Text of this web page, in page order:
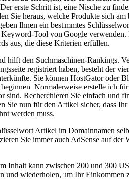
erste Schritt ist, eine Nische zu
Sie heraus, welche Produkte sich am
Ihnen ein bestimmtes
Tool von Google verwenden.
aus, die diese Kriterien erfüllen.
hilft den Suchmaschinen-Rankings.
registriert haben, besteht der
Sie können HostGator oder
Normalerweise erstelle ich
Recherchieren Sie einfach und
Sie nun für den Artikel sicher, dass
werden muss.
Artikel im Domainnamen
Sie immer auch AdSense auf der
Inhalt kann zwischen 200 und 300
und wiederholen, um Ihr Einkommen